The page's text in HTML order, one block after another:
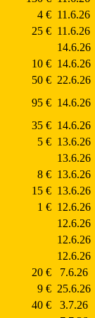
4 € 11.6.26
25 € 11.6.26
14.6.26
10 € 14.6.26
50 € 22.6.26
95 € 14.6.26
35 € 14.6.26
5 € 13.6.26
13.6.26
8 € 13.6.26
15 € 13.6.26
1 € 12.6.26
12.6.26
12.6.26
12.6.26
20 € 7.6.26
9 € 25.6.26
40 € 3.7.26